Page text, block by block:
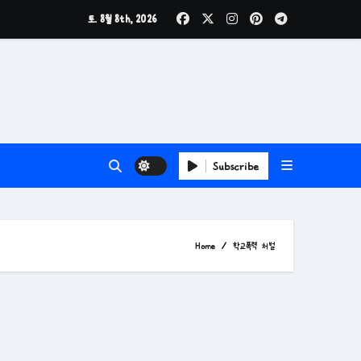
토. 8월 8th, 2026
Subscribe
Home 학교폭력 처벌